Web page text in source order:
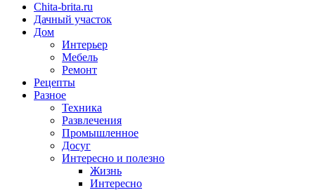
Chita-brita.ru
Дачный участок
Дом
Интерьер
Мебель
Ремонт
Рецепты
Разное
Техника
Развлечения
Промышленное
Досуг
Интересно и полезно
Жизнь
Интересно